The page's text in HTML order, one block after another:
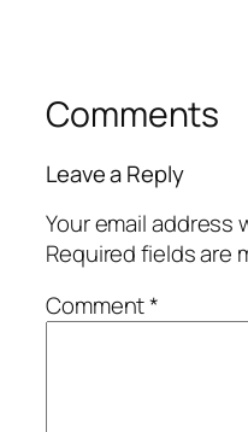
Comments
Leave a Reply
Your email address
Required fields are
Comment*